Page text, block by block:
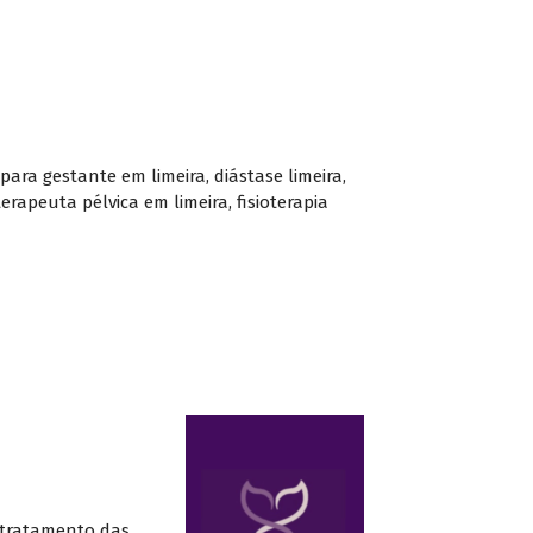
gestante em limeira, diástase limeira,
pélvica em limeira, fisioterapia